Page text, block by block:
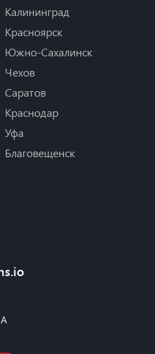
Калининград
Красноярск
Южно-Сахалинск
Чехов
Саратов
Краснодар
Уфа
Благовещенск